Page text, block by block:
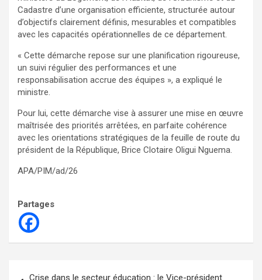
Cadastre d’une organisation efficiente, structurée autour
d’objectifs clairement définis, mesurables et compatibles
avec les capacités opérationnelles de ce département.
« Cette démarche repose sur une planification rigoureuse,
un suivi régulier des performances et une
responsabilisation accrue des équipes », a expliqué le
ministre.
Pour lui, cette démarche vise à assurer une mise en œuvre
maîtrisée des priorités arrêtées, en parfaite cohérence
avec les orientations stratégiques de la feuille de route du
président de la République, Brice Clotaire Oligui Nguema.
APA/PIM/ad/26
Partages
Crise dans le secteur éducation : le Vice-président